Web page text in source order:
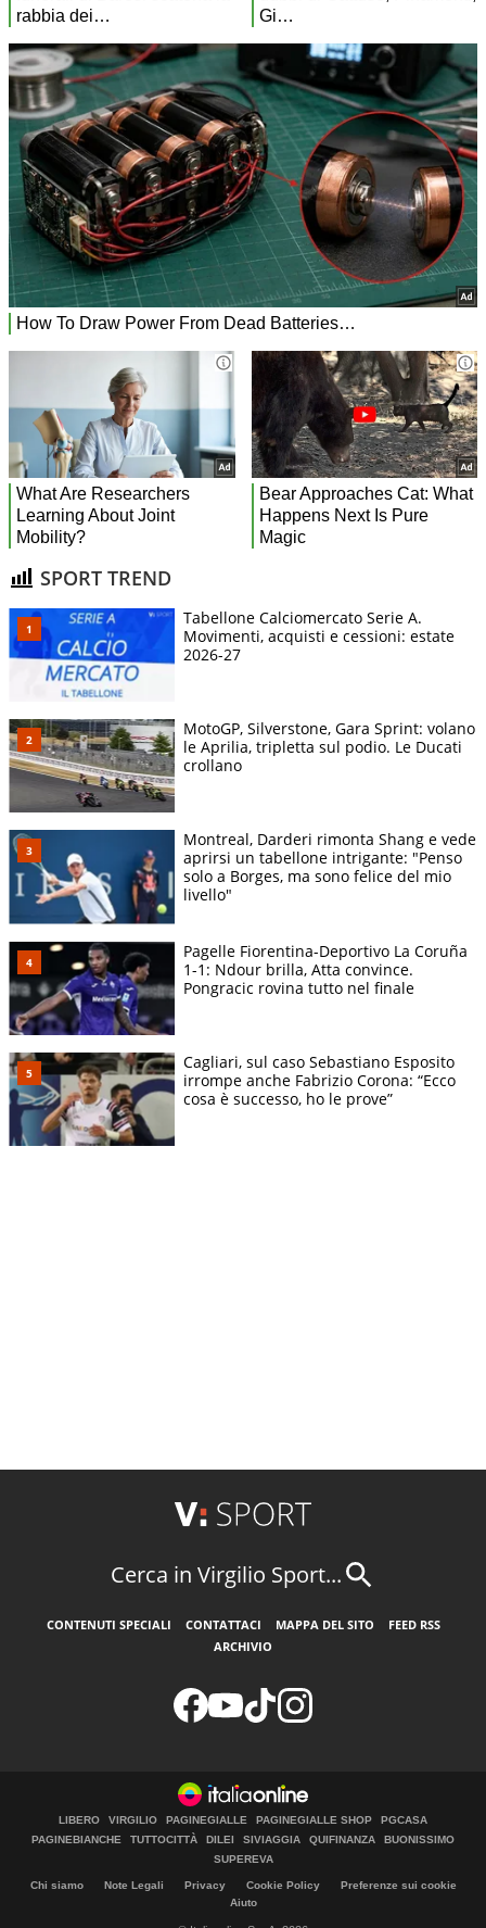
SPORT TREND
Tabellone Calciomercato Serie A.
Movimenti, acquisti e cessioni: estate
2026-27
MotoGP, Silverstone, Gara Sprint: volano
le Aprilia, tripletta sul podio. Le Ducati
crollano
Montreal, Darderi rimonta Shang e vede
aprirsi un tabellone intrigante: "Penso
solo a Borges, ma sono felice del mio
livello"
Pagelle Fiorentina-Deportivo La Coruña
1-1: Ndour brilla, Atta convince.
Pongracic rovina tutto nel finale
Cagliari, sul caso Sebastiano Esposito
irrompe anche Fabrizio Corona: “Ecco
cosa è successo, ho le prove”
Cerca in Virgilio Sport...
CONTENUTI SPECIALI CONTATTACI MAPPA DEL SITO
FEED RSS
ARCHIVIO
LIBERO VIRGILIO PAGINEGIALLE PAGINEGIALLE SHOP
PGCASA
PAGINEBIANCHE
TUTTOCITTÀ DILEI SIVIAGGIA QUIFINANZA
BUONISSIMO
SUPEREVA
Chi siamo Note Legali Privacy Cookie Policy
Preferenze sui cookie
Aiuto